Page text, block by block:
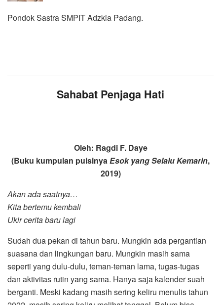
Pondok Sastra SMPIT Adzkia Padang.
Sahabat Penjaga Hati
Oleh: Ragdi F. Daye
(Buku kumpulan puisinyaEsok yang Selalu Kemarin,
2019)
Akan ada saatnya…
Kita bertemu kembali
Ukir cerita baru lagi
Sudah dua pekan di tahun baru. Mungkin ada pergantian
suasana dan lingkungan baru. Mungkin masih sama
seperti yang dulu-dulu, teman-teman lama, tugas-tugas
dan aktivitas rutin yang sama. Hanya saja kalender suah
berganti. Meski kadang masih sering keliru menulis tahun